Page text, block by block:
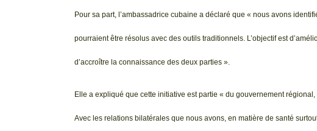
Pour sa part, l’ambassadrice cubaine a déclaré que « nous avons
pourraient être résolus avec des outils traditionnels. L’objectif est
d’accroître la connaissance des deux parties ».
Elle a expliqué que cette initiative est partie « du gouvernement
Avec les relations bilatérales que nous avons, en matière de santé